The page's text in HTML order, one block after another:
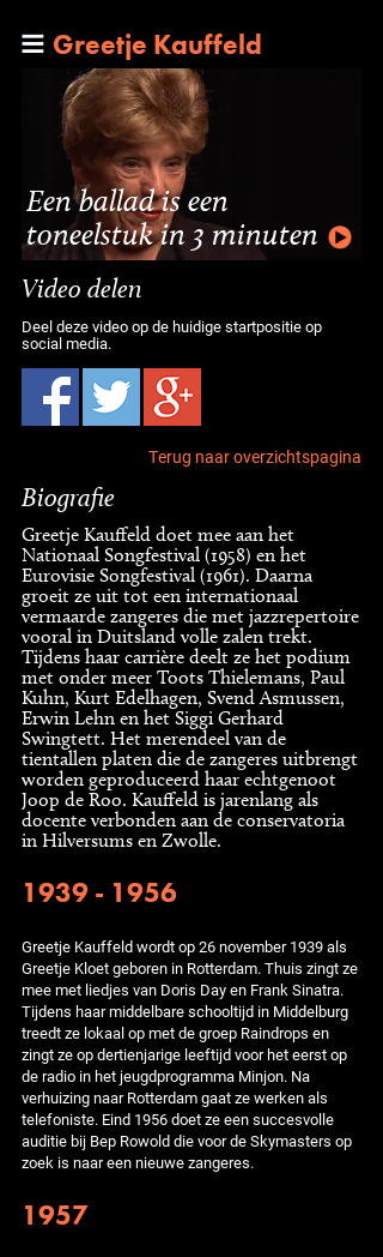
Greetje Kauffeld
Een ballad is een
toneelstuk in 3 minuten
Video delen
Deel deze video op de huidige startpositie op
social media.
Terug naar overzichtspagina
Biografie
Greetje Kauffeld doet mee aan het
Nationaal Songfestival (1958) en het
Eurovisie Songfestival (1961). Daarna
groeit ze uit tot een internationaal
vermaarde zangeres die met jazzrepertoire
vooral in Duitsland volle zalen trekt.
Tijdens haar carrière deelt ze het podium
met onder meer Toots Thielemans, Paul
Kuhn, Kurt Edelhagen, Svend Asmussen,
Erwin Lehn en het Siggi Gerhard
Swingtett. Het merendeel van de
tientallen platen die de zangeres uitbrengt
worden geproduceerd haar echtgenoot
Joop de Roo. Kauffeld is jarenlang als
docente verbonden aan de conservatoria
in Hilversums en Zwolle.
1939 - 1956
Greetje Kauffeld wordt op 26 november 1939 als
Greetje Kloet geboren in Rotterdam. Thuis zingt ze
mee met liedjes van Doris Day en Frank Sinatra.
Tijdens haar middelbare schooltijd in Middelburg
treedt ze lokaal op met de groep Raindrops en
zingt ze op dertienjarige leeftijd voor het eerst op
de radio in het jeugdprogramma Minjon. Na
verhuizing naar Rotterdam gaat ze werken als
telefoniste. Eind 1956 doet ze een succesvolle
auditie bij Bep Rowold die voor de Skymasters op
zoek is naar een nieuwe zangeres.
1957